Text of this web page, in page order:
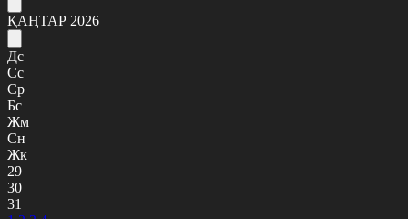
ҚАҢТАР 2026
Дс
Сс
Ср
Бс
Жм
Сн
Жк
29
30
31